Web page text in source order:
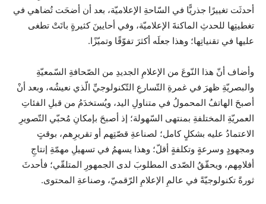
أحدثَت تغييرًا جذريًّا في السّاحةِ الإعلاميّة، بعد أن أضحَت تُضاهي في
تغطيتِها للحدثِ الماكنةَ الإعلاميّة، وفي أحايينَ كثيرةٍ باتَتْ تطغى
عليها في تقنياتِها؛ وهذا جعلَه أكثرَ تفوّقًا وتميّزًا.
وأضاف أنّ هذا النّوعَ من الإعلامِ الجديدِ من الصّحافةِ السّمعيّةِ
والبصريّةِ ظهرَ في غمرةِ التّسارعِ التّكنولوجيِّ الّذي نعيشُه، وبعد أنْ
أصبحَ الهاتفُ المحمولُ في متناولِ اليد، ويُستخدَمُ من قبلِ الفئاتِ
العمريّةِ المختلفةِ بمنتهى السّهولة؛ إذ أصبحَ بإمكانِ مُحبّي التّصويرِ
الاعتمادُ عليه بشكلٍ كامل؛ لصناعةِ قصّتِهم أو تقريرِهم، بوقتٍ
ومجهودٍ وسرعةٍ وتكلفةٍ أقلّ؛ وهذا يسهمُ في تسهيلِ مهمّةِ إنتاجِ
أفلامِهم، ويحقّقُ الصّدى المطلوبَ لدى الجمهورِ المتلقّي؛ فأحدثَ
ثورةً تكنولوجيّةً في عالمِ الإعلامِ الرّقميّ، وصناعةِ المحتوى.